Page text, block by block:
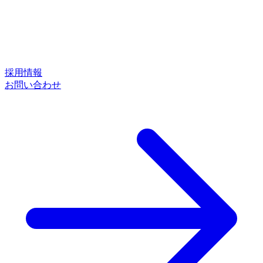
採用情報
お問い合わせ